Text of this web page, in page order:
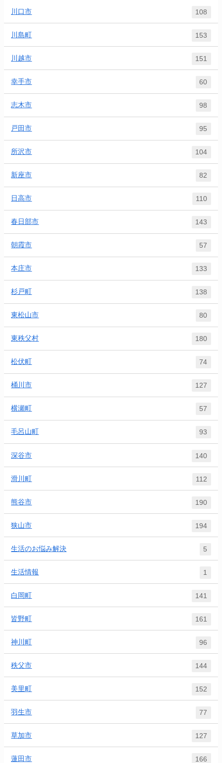
川口市 108
川島町 153
川越市 151
幸手市 60
志木市 98
戸田市 95
所沢市 104
新座市 82
日高市 110
春日部市 143
朝霞市 57
本庄市 133
杉戸町 138
東松山市 80
東秩父村 180
松伏町 74
桶川市 127
横瀬町 57
毛呂山町 93
深谷市 140
滑川町 112
熊谷市 190
狭山市 194
生活のお悩み解決 5
生活情報 1
白岡町 141
皆野町 161
神川町 96
秩父市 144
美里町 152
羽生市 77
草加市 127
蓮田市 166